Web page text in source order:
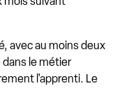
avec au moins deux
le métier
l'apprenti. Le